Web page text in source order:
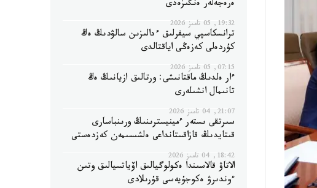
ەرەجەلەر ەنگىزەدى
19:32, 05 تامىز 2026
ترانسكاسپي سيفرلىق ءدالىزىن سالۋدىڭ ەڭ
كۇردەلى كەزەڭى اياقتالدى
07:15, 05 تامىز 2026
ءار ەلدىڭ ماقتانىشى: ورتالىق ازيانىڭ ەڭ
تانىمال انشىلەرى
21:07, 04 تامىز 2026
سىرتقى ىستەر ءمينيسترىنىڭ ورىنباسارى
قىتايدىڭ قازاقستانداعى ەلشىسىمەن كەزدەستى
18:42, 04 تامىز 2026
الاتاۋ قالاسىندا ەكولوگيالىق اۆياتسيالىق وتىن
ءوندىرۋ ەكوجۇيەسى قۇرىلادى